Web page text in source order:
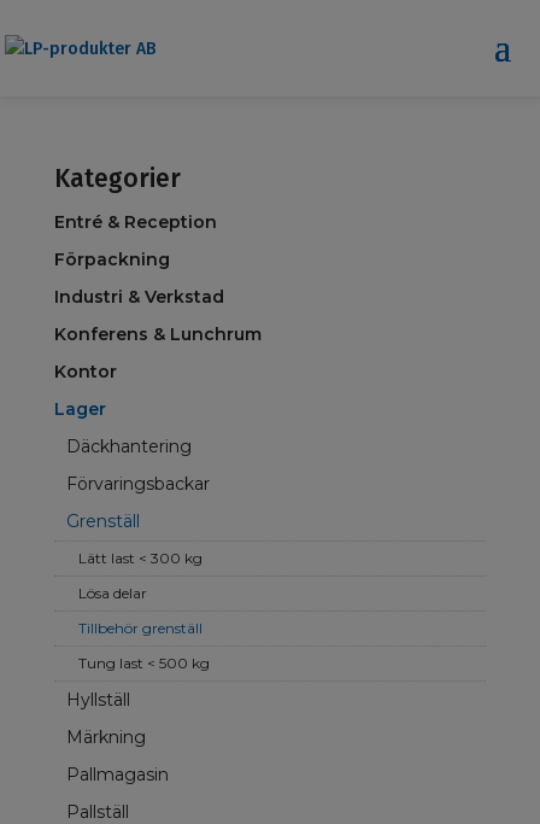
Kategorier
Entré & Reception
Förpackning
Industri & Verkstad
Konferens & Lunchrum
Kontor
Lager
Däckhantering
Förvaringsbackar
Grenställ
Lätt last < 300 kg
Lösa delar
Tillbehör grenställ
Tung last < 500 kg
Hyllställ
Märkning
Pallmagasin
Pallställ